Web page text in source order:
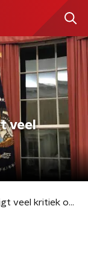
veel
Michiel Vos: 'Obama krijgt veel kritiek op grootschalig verjaardagsfeest'